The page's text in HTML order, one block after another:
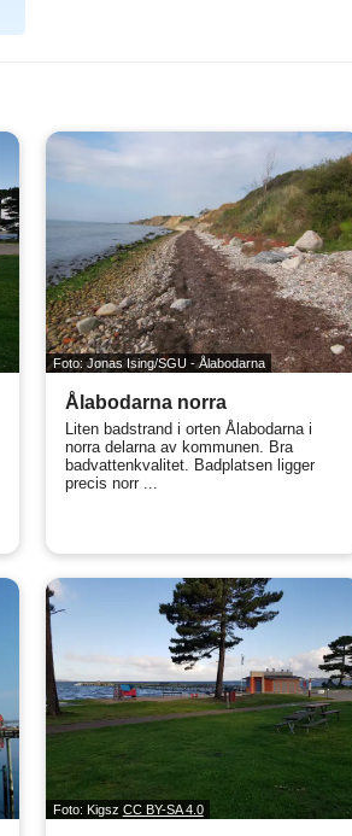
Foto: Jonas Ising/SGU - Ålabodarna
Ålabodarna norra
Liten badstrand i orten Ålabodarna i
norra delarna av kommunen. Bra
badvattenkvalitet. Badplatsen ligger
precis norr ...
Foto: Kigsz CC BY-SA 4.0